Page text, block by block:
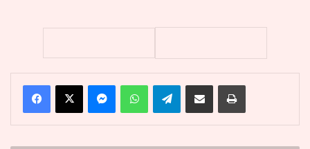
FacebookX MessengerWhatsAppTelegramPartager par email Imprimer